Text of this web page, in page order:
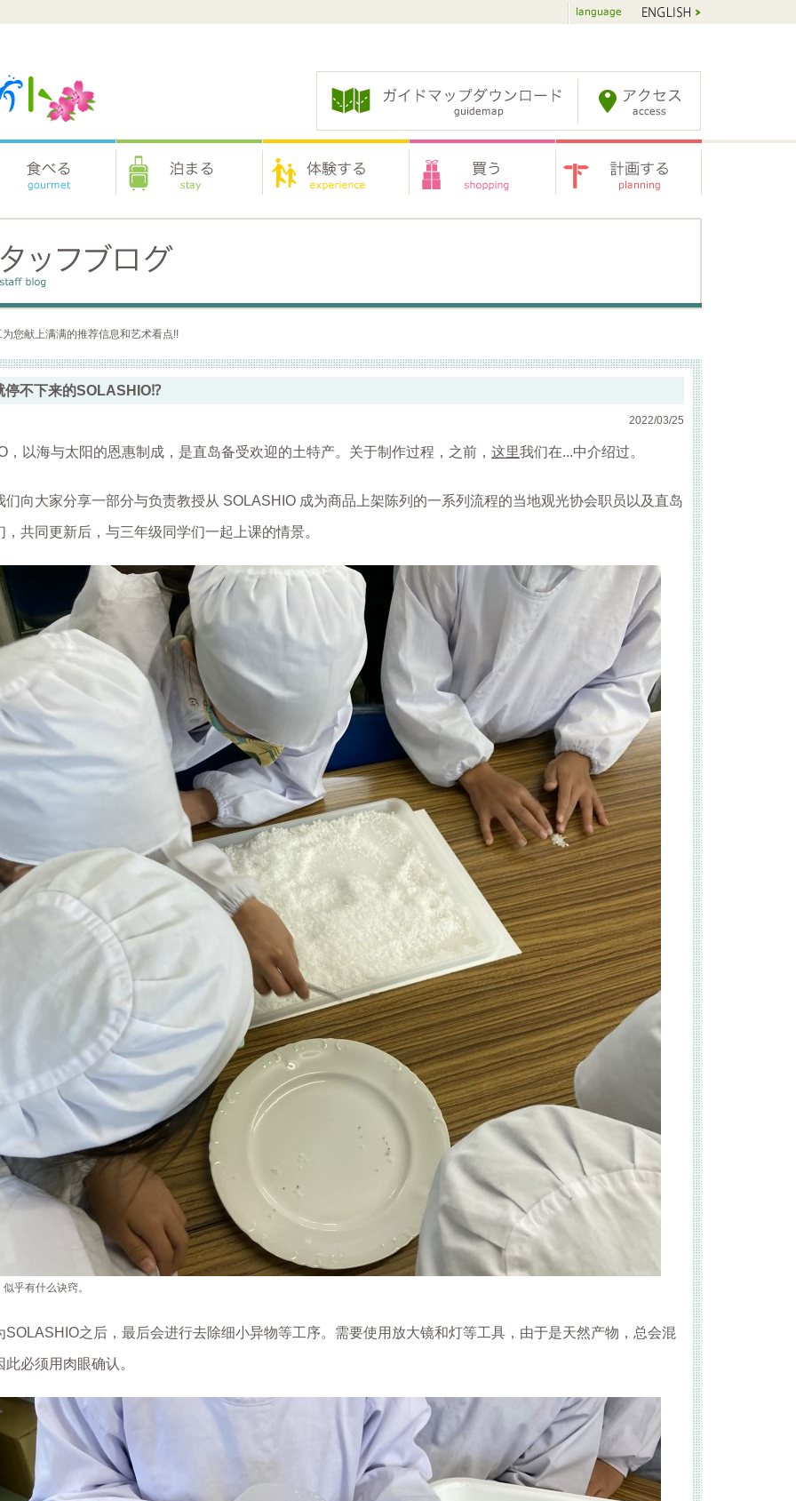
您献上满满的推荐信息和艺术看点!!
停不下来的SOLASHIO⁉
2022/03/25
，以海与太阳的恩惠制成，是直岛备受欢迎的土特产。 关于制作过程，之前， 这里我们在...中介绍过。
们向大家分享一部分与负责教授从 SOLASHIO 成为商品上架陈列的一系列流程的当地观光协会职员以及直岛
，共同更新后，与三年级同学们一起上课的情景。
乎有什么诀窍。
SOLASHIO之后，最后会进行去除细小异物等工序。需要使用放大镜和灯等工具，由于是天然产物，总会混
必须用肉眼确认。